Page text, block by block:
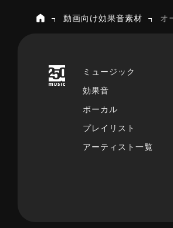
ホーム動画向け効果音素材 オ
ミュージック
効果音
ボーカル
プレイリスト
アーティスト一覧